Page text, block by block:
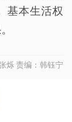
基本生活权
烁 责编：韩钰宁